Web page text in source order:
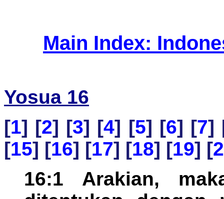
Main Index:
Yosua 16
[1] [2] [3] [4] [5] [6] [7]
[15] [16] [17] [18] [19] [
16:1 Arakian,